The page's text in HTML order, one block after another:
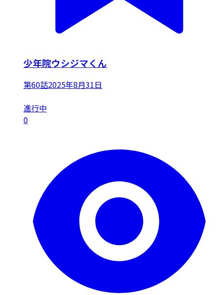
少年院ウシジマくん
第60話2025年8月31日
進行中
0